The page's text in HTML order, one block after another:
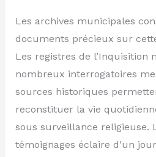
Les archives municipales
documents précieux sur
Les registres de l’Inquisition
nombreux interrogatoires
sources historiques
reconstituer la vie
sous surveillance religieuse.
témoignages éclaire d’un